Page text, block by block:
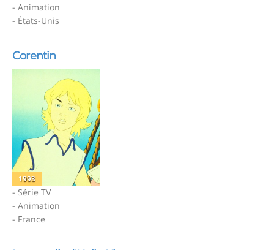
- Animation
- États-Unis
Corentin
1993
- Série TV
- Animation
- France